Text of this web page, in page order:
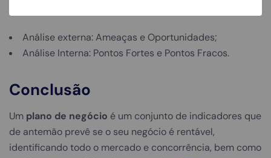
Análise externa: Ameaças e Oportunidades;
Análise Interna: Pontos Fortes e Pontos Fracos.
Conclusão
Um plano de negócio é um conjunto de indicadores que
de antemão prevê se o seu negócio é rentável,
identificando todo o mercado e concorrência, bem como